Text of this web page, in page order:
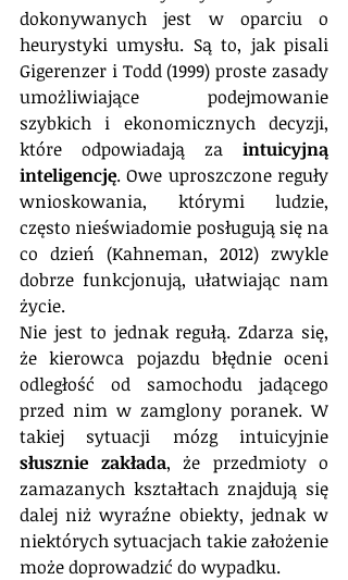
dokonywanych jest w oparciu o
heurystyki umysłu. Są to, jak pisali
Gigerenzer i Todd (1999) proste zasady
umożliwiające podejmowanie
szybkich i ekonomicznych decyzji,
które odpowiadają za intuicyjną
inteligencję. Owe uproszczone reguły
wnioskowania, którymi ludzie,
często nieświadomie posługują się na
co dzień (Kahneman, 2012) zwykle
dobrze funkcjonują, ułatwiając nam
życie.
Nie jest to jednak regułą. Zdarza się,
że kierowca pojazdu błędnie oceni
odległość od samochodu jadącego
przed nim w zamglony poranek. W
słusznie zakłada, że przedmioty o
zamazanych kształtach znajdują się
dalej niż wyraźne obiekty, jednak w
niektórych sytuacjach takie założenie
może doprowadzić do wypadku.